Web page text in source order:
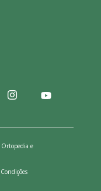
Ortopedia e